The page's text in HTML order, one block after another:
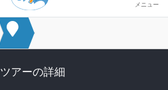
メニュー
ツアーの詳細